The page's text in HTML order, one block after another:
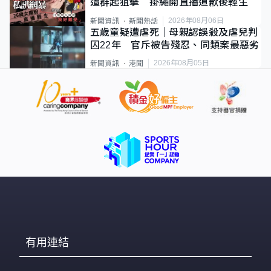
遭群起狙擊 掛繩開直播道歉後輕生
新聞資訊 新聞熱話 2026年08月06日
五歲童疑遭虐死｜母親認誤殺及虐兒判
囚22年 官斥被告殘忍、同類案最惡劣
新聞資訊 港聞 2026年08月05日
有用連結